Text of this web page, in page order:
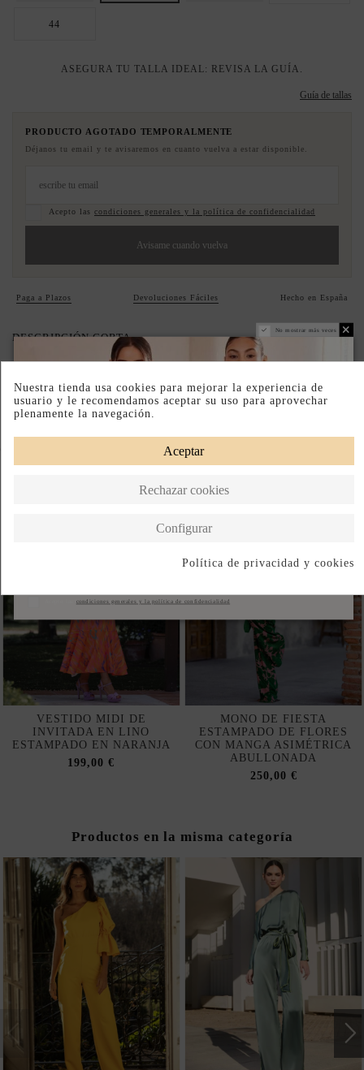
44
ASEGURA TU TALLA IDEAL: REVISA LA GUÍA.
Guía de tallas
PRODUCTO AGOTADO TEMPORALMENTE
Déjanos tu email y te avisaremos en cuanto vuelva a estar disponible.
Acepto las condiciones generales y la política de confidencialidad
Avisame cuando vuelva
Paga a Plazos Devoluciones Fáciles Hecho en España
DESCRIPCIÓN CORTA
VESTIDO MIDI DE
INVITADA EN LINO
ESTAMPADO EN NARANJA
199,00 €
MONO DE FIESTA
ESTAMPADO DE FLORES
CON MANGA ASIMÉTRICA
ABULLONADA
250,00 €
Productos en la misma categoría
No mostrar más veces
condiciones generales y la política de confidencialidad
Nuestra tienda usa cookies para mejorar la experiencia de
usuario y le recomendamos aceptar su uso para aprovechar
plenamente la navegación.
Aceptar
Rechazar cookies
Configurar
Política de privacidad y cookies